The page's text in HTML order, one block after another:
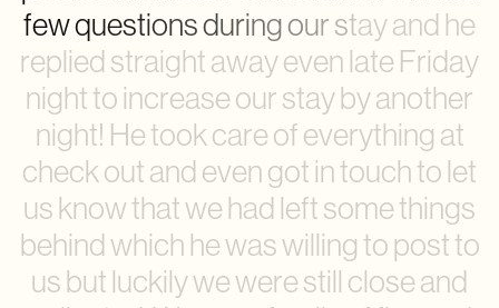
fewquestionsduringourstayand he
replied straightawayeven late Friday
nighttoincreaseourstaybyanother
night! Hetookcareofeverything at
checkoutand evengotintouchto let
usknowthatwe had leftsomethings
behindwhich hewaswillingtopostto
usbut luckilywewerestill closeand